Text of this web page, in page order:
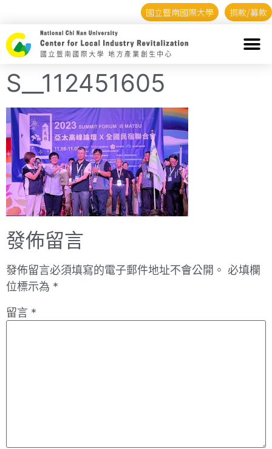
國立暨南國際大學 捐款/募款
S__112451605
發佈留言
發佈留言必須填寫的電子郵件地址不會公開。 必填欄
位標示為 *
留言 *